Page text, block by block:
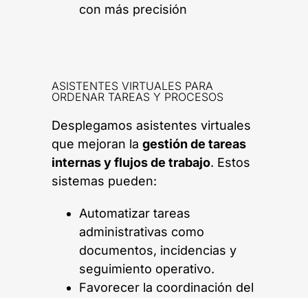
con más precisión
ASISTENTES VIRTUALES PARA
ORDENAR TAREAS Y PROCESOS
Desplegamos asistentes virtuales
que mejoran la gestión de tareas
internas y flujos de trabajo. Estos
sistemas pueden:
Automatizar tareas
administrativas como
documentos, incidencias y
seguimiento operativo.
Favorecer la coordinación del